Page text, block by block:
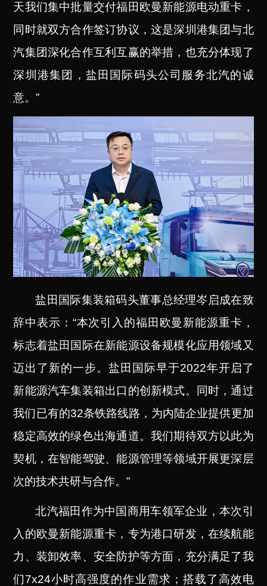
天我们集中批量交付福田欧曼新能源电动重卡，
同时就双方合作签订协议，这是深圳港集团与北
汽集团深化合作互利互赢的举措，也充分体现了
深圳港集团，盐田国际码头公司服务北汽的诚
意。”
盐田国际集装箱码头董事总经理岑启成在致
辞中表示：“本次引入的福田欧曼新能源重卡，
标志着盐田国际在新能源设备规模化应用领域又
迈出了新的一步。盐田国际早于2022年开启了
新能源汽车集装箱出口的创新模式。同时，通过
我们已有的32条铁路线路，为内陆企业提供更加
稳定高效的绿色出海通道。我们期待双方以此为
契机，在智能驾驶、能源管理等领域开展更深层
次的技术共研与合作。”
北汽福田作为中国商用车领军企业，本次引
入的欧曼新能源重卡，专为港口研发，在续航能
力、装卸效率、安全防护等方面，充分满足了我
们7x24小时高强度的作业需求；搭载了高效电